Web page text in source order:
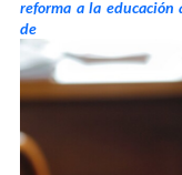
reforma a la educación